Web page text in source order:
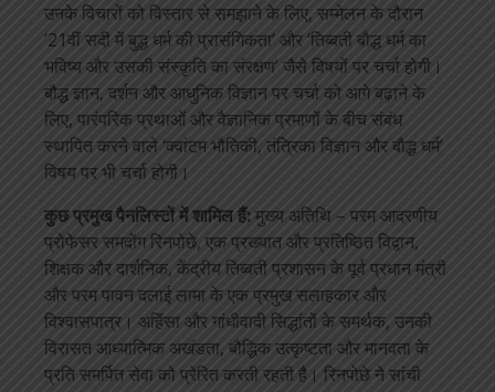
उनके विचारों को विस्तार से समझाने के लिए, सम्मेलन के दौरान
’21वीं सदी में बुद्ध धर्म की प्रासंगिकता’ और ‘तिब्बती बौद्ध धर्म का
भविष्य और उसकी संस्कृति का संरक्षण’ जैसे विषयों पर चर्चा होगी।
बौद्ध ज्ञान, दर्शन और आधुनिक विज्ञान पर चर्चा को आगे बढ़ाने के
लिए, पारंपरिक प्रथाओं और वैज्ञानिक प्रमाणों के बीच संबंध
स्थापित करने वाले ‘क्वांटम भौतिकी, तंत्रिका विज्ञान और बौद्ध धर्म’
विषय पर भी चर्चा होगी।
कुछ प्रमुख पैनलिस्टों में शामिल हैं:मुख्य अतिथि – परम आदरणीय
प्रोफेसर समदोंग रिनपोछे, एक प्रख्यात और प्रतिष्ठित विद्वान,
शिक्षक और दार्शनिक, केंद्रीय तिब्बती प्रशासन के पूर्व प्रधान मंत्री
और परम पावन दलाई लामा के एक प्रमुख सलाहकार और
विश्वासपात्र। अहिंसा और गांधीवादी सिद्धांतों के समर्थक, उनकी
विरासत आध्यात्मिक अखंडता, बौद्धिक उत्कृष्टता और मानवता के
प्रति समर्पित सेवा को प्रेरित करती रहती है। रिनपोछे ने सांची